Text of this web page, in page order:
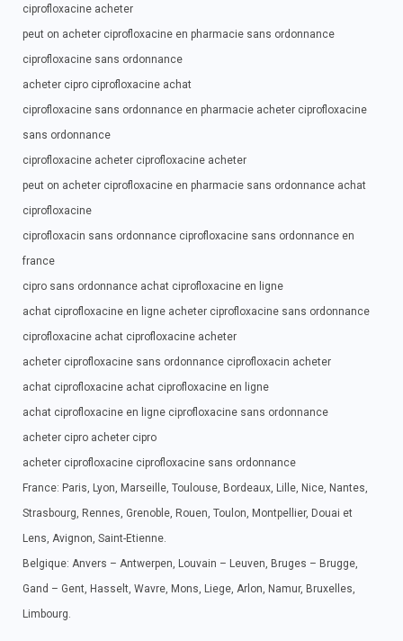
ciprofloxacine acheter
peut on acheter ciprofloxacine en pharmacie sans ordonnance
ciprofloxacine sans ordonnance
acheter cipro ciprofloxacine achat
ciprofloxacine sans ordonnance en pharmacie acheter ciprofloxacine
sans ordonnance
ciprofloxacine acheter ciprofloxacine acheter
peut on acheter ciprofloxacine en pharmacie sans ordonnance achat
ciprofloxacine
ciprofloxacin sans ordonnance ciprofloxacine sans ordonnance en
france
cipro sans ordonnance achat ciprofloxacine en ligne
achat ciprofloxacine en ligne acheter ciprofloxacine sans ordonnance
ciprofloxacine achat ciprofloxacine acheter
acheter ciprofloxacine sans ordonnance ciprofloxacin acheter
achat ciprofloxacine achat ciprofloxacine en ligne
achat ciprofloxacine en ligne ciprofloxacine sans ordonnance
acheter cipro acheter cipro
acheter ciprofloxacine ciprofloxacine sans ordonnance
France: Paris, Lyon, Marseille, Toulouse, Bordeaux, Lille, Nice, Nantes,
Strasbourg, Rennes, Grenoble, Rouen, Toulon, Montpellier, Douai et
Lens, Avignon, Saint-Etienne.
Belgique: Anvers – Antwerpen, Louvain – Leuven, Bruges – Brugge,
Gand – Gent, Hasselt, Wavre, Mons, Liege, Arlon, Namur, Bruxelles,
Limbourg.